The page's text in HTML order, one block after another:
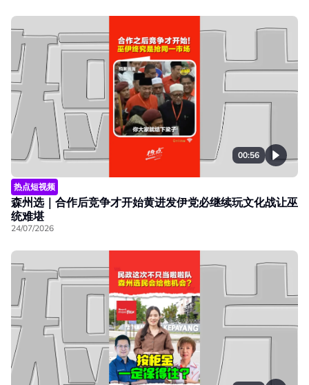
00:56
热点短视频
森州选｜合作后竞争才开始黄进发伊党必继续玩文化战让巫
统难堪
24/07/2026